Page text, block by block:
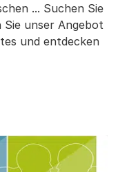
... Suchen Sie
unser Angebot
und entdecken